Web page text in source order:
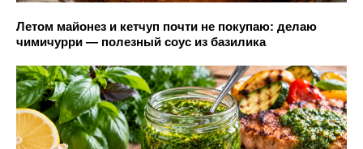
Летом майонез и кетчуп почти не покупаю: делаю
чимичурри — полезный соус из базилика